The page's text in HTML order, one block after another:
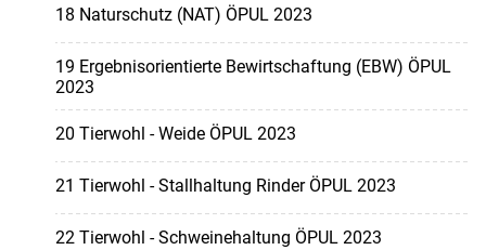
18 Naturschutz (NAT) ÖPUL 2023
19 Ergebnisorientierte Bewirtschaftung (EBW) ÖPUL
2023
20 Tierwohl - Weide ÖPUL 2023
21 Tierwohl - Stallhaltung Rinder ÖPUL 2023
22 Tierwohl - Schweinehaltung ÖPUL 2023